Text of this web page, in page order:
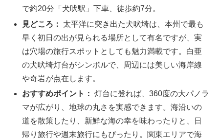
で約20分「犬吠駅」下車、徒歩約7分。
見どころ：
太平洋に突き出た犬吠埼は、本州で最も
早く初日の出が見られる場所として有名ですが、実
は穴場の旅行スポットとしても魅力満載です。白亜
の犬吠埼灯台がシンボルで、周辺には美しい海岸線
や奇岩が点在します。
おすすめポイント： 灯台に登れば、360度の大パノラ
マが広がり、地球の丸さを実感できます。海沿いの
道を散策したり、新鮮な海の幸を味わったりと、日
帰り旅行や週末旅行にもぴったり。関東エリアで海